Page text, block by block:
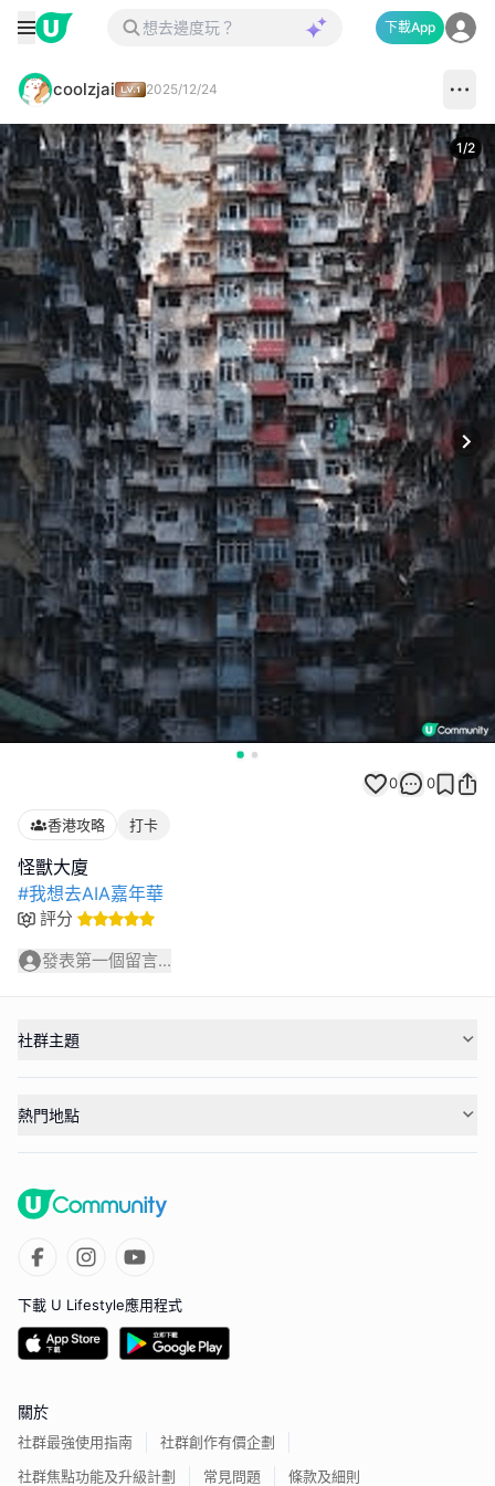
下載App
coolzjai 2025/12/24
1/2
0 0
香港攻略 打卡
#我想去AIA嘉年華
評分
發表第一個留言...
社群主題
熱門地點
下載 U Lifestyle應用程式
關於
社群最強使用指南
社群創作有價企劃
社群焦點功能及升級計劃
常見問題 條款及細則